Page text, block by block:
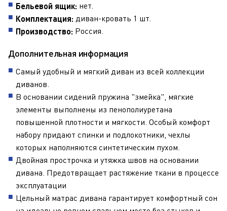
Бельевой ящик: нет.
Комплектация: диван-кровать 1 шт.
Производство: Россия.
Дополнительная информация
Самый удобный и мягкий диван из всей коллекции
диванов.
В основании сидений пружина "змейка", мягкие
элементы выполнены из пенополиуретана
повышенной плотности и мягкости. Особый комфорт
набору придают спинки и подлокотники, чехлы
которых наполняются синтетическим пухом.
Двойная прострочка и утяжка швов на основании
дивана. Предотвращает растяжение ткани в процессе
эксплуатации
Цельный матрас дивана гарантирует комфортный сон